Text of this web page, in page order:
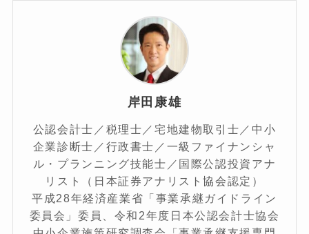
岸田康雄
公認会計士／税理士／宅地建物取引士／中小
企業診断士／行政書士／一級ファイナンシャ
ル・プランニング技能士／国際公認投資アナ
リスト（日本証券アナリスト協会認定）
平成28年経済産業省「事業承継ガイドライン
委員会」委員、令和2年度日本公認会計士協会